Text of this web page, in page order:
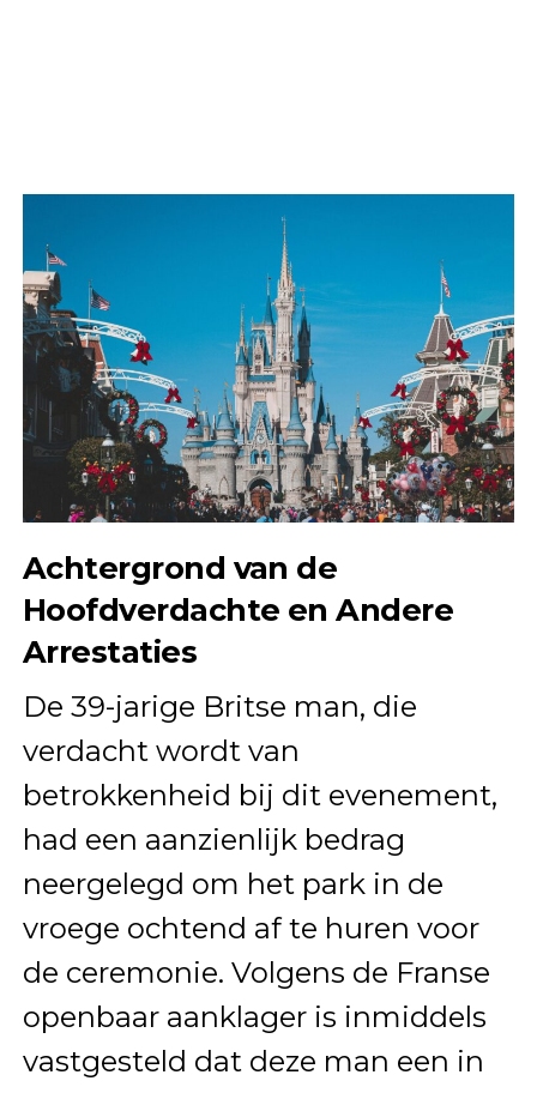
Achtergrond van de
Hoofdverdachte en Andere
Arrestaties
De 39-jarige Britse man, die
verdacht wordt van
betrokkenheid bij dit evenement,
had een aanzienlijk bedrag
neergelegd om het park in de
vroege ochtend af te huren voor
de ceremonie. Volgens de Franse
openbaar aanklager is inmiddels
vastgesteld dat deze man een in